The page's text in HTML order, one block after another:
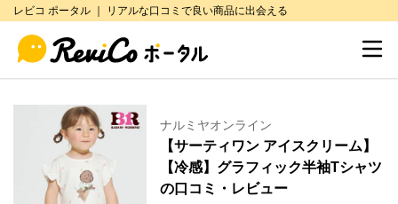
レビコ ポータル ｜ リアルな口コミで良い商品に出会える
ナルミヤオンライン
【サーティワン アイスクリーム】
【冷感】グラフィック半袖Tシャツ
の口コミ・レビュー